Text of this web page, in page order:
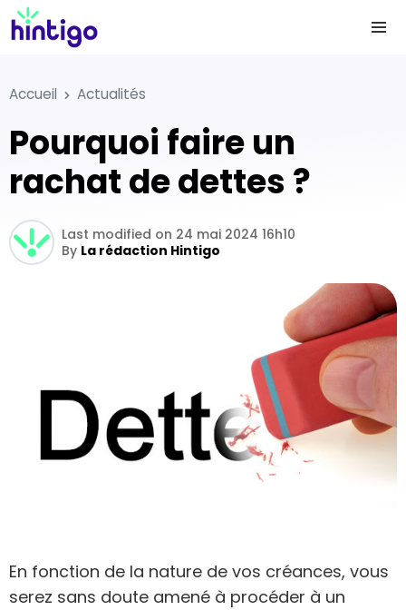
Accueil Actualités
Pourquoi faire un
rachat de dettes ?
By La rédaction Hintigo
Last modified on 24 mai 2024 16h10
En fonction de la nature de vos créances, vous
serez sans doute amené à procéder à un